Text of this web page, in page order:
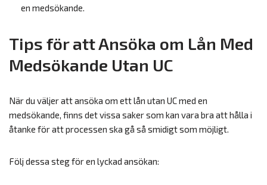
en medsökande.
Tips för att Ansöka om Lån Med
Medsökande Utan UC
När du väljer att ansöka om ett lån utan UC med en
medsökande, finns det vissa saker som kan vara bra att hålla i
åtanke för att processen ska gå så smidigt som möjligt.
Följ dessa steg för en lyckad ansökan: